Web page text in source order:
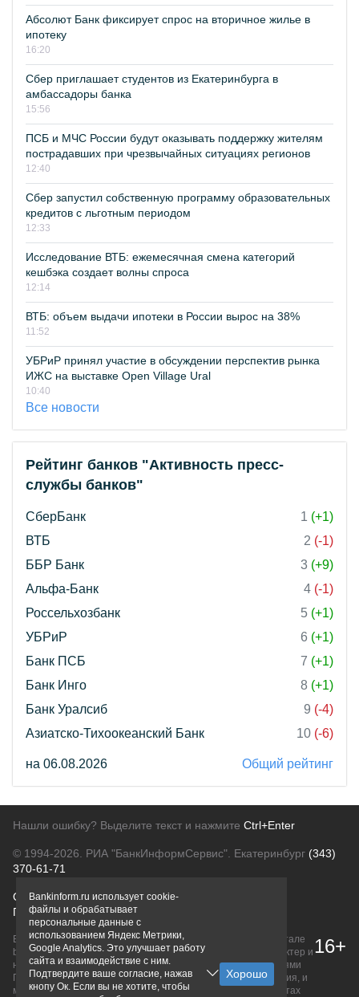
Абсолют Банк фиксирует спрос на вторичное жилье в
ипотеку
16:20
Сбер приглашает студентов из Екатеринбурга в
амбассадоры банка
15:56
ПСБ и МЧС России будут оказывать поддержку жителям
пострадавших при чрезвычайных ситуациях регионов
12:40
Сбер запустил собственную программу образовательных
кредитов с льготным периодом
12:33
Исследование ВТБ: ежемесячная смена категорий
кешбэка создает волны спроса
12:14
ВТБ: объем выдачи ипотеки в России вырос на 38%
11:52
УБРиР принял участие в обсуждении перспектив рынка
ИЖС на выставке Open Village Ural
10:40
Все новости
Рейтинг банков "Активность пресс-
службы банков"
СберБанк 1 (+1)
ВТБ
2 (-1)
ББР Банк
3 (+9)
Альфа-Банк
4 (-1)
Россельхозбанк
5 (+1)
УБРиР
6 (+1)
Банк ПСБ
7 (+1)
Банк Инго
8 (+1)
Банк Уралсиб
9 (-4)
Азиатско-Тихоокеанский Банк
10 (-6)
на 06.08.2026 Общий рейтинг
Нашли ошибку? Выделите текст и нажмите Ctrl+Enter
© 1994-2026. РИА "БанкИнформСервис". Екатеринбург (343)
370-61-71
О проектеПолитика конфиденциальности
Правовая информацияДля рекламодателей
Вся информация о продуктах банков, размещенная на портале
bankinform.ru, носит исключительно ознакомительный характер и
не является публичной офертой, определяемой положениями
ГК РФ. Информация не содержит точного и полного описания, и
может быть изменена. Конечные условия уточняйте на сайтах
16+
Bankinform.ru использует cookie-
файлы и обрабатывает
персональные данные с
использованием Яндекс Метрики,
Google Analytics. Это улучшает работу
сайта и взаимодействие с ним.
Подтвердите ваше согласие, нажав
кнопу Ок. Если вы не хотите, чтобы